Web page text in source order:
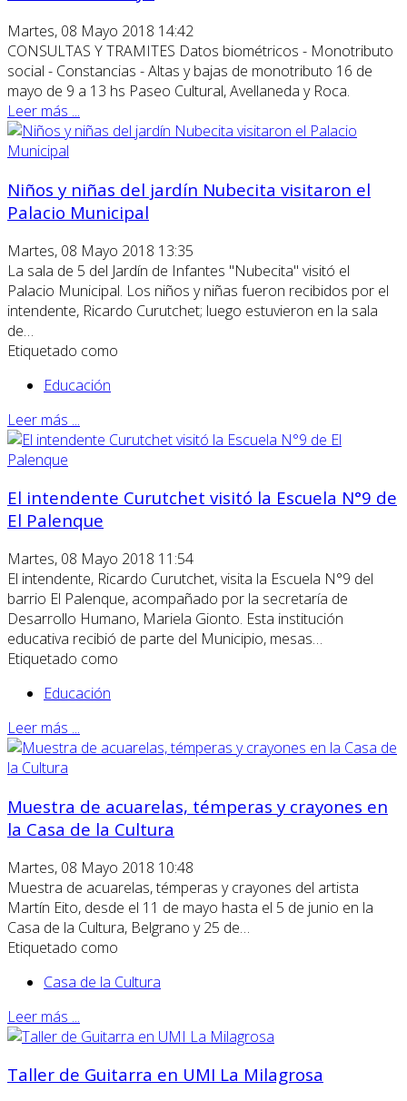
Martes, 08 Mayo 2018 14:42
CONSULTAS Y TRAMITES Datos biométricos - Monotributo
social - Constancias - Altas y bajas de monotributo 16 de
mayo de 9 a 13 hs Paseo Cultural, Avellaneda y Roca.
Leer más ...
Niños y niñas del jardín Nubecita visitaron el
Palacio Municipal
Martes, 08 Mayo 2018 13:35
La sala de 5 del Jardín de Infantes "Nubecita" visitó el
Palacio Municipal. Los niños y niñas fueron recibidos por el
intendente, Ricardo Curutchet; luego estuvieron en la sala
de…
Etiquetado como
Educación
Leer más ...
El intendente Curutchet visitó la Escuela N°9 de
El Palenque
Martes, 08 Mayo 2018 11:54
El intendente, Ricardo Curutchet, visita la Escuela N°9 del
barrio El Palenque, acompañado por la secretaría de
Desarrollo Humano, Mariela Gionto. Esta institución
educativa recibió de parte del Municipio, mesas…
Etiquetado como
Educación
Leer más ...
Muestra de acuarelas, témperas y crayones en
la Casa de la Cultura
Martes, 08 Mayo 2018 10:48
Muestra de acuarelas, témperas y crayones del artista
Martín Eito, desde el 11 de mayo hasta el 5 de junio en la
Casa de la Cultura, Belgrano y 25 de…
Etiquetado como
Casa de la Cultura
Leer más ...
Taller de Guitarra en UMI La Milagrosa